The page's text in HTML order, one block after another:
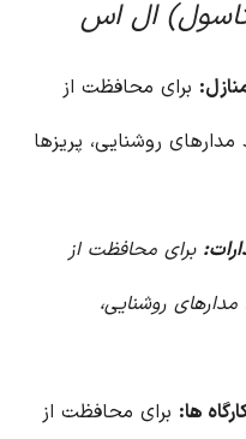
برای محافظت از
مدارهای روشنایی، پریزها
برای محافظت از
مدارهای روشنایی،
ها: برای محافظت از